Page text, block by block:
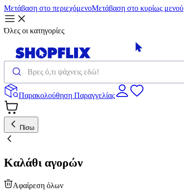
Μετάβαση στο περιεχόμενοΜετάβαση στο κυρίως μενού
Όλες οι κατηγορίες
Παρακολούθηση Παραγγελίας
Πίσω
Καλάθι αγορών
Αφαίρεση όλων